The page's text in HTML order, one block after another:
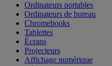
Ordinateurs portables
Ordinateurs de bureau
Chromebooks
Tablettes
Écrans
Projecteurs
Affichage numérique